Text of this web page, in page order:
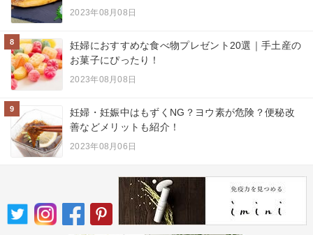
2023年08月08日
8
妊婦におすすめな食べ物プレゼント20選｜手土産の
お菓子にぴったり！
2023年08月08日
9
妊婦・妊娠中はもずくNG？ヨウ素が危険？便秘改
善などメリットも紹介！
2023年08月06日